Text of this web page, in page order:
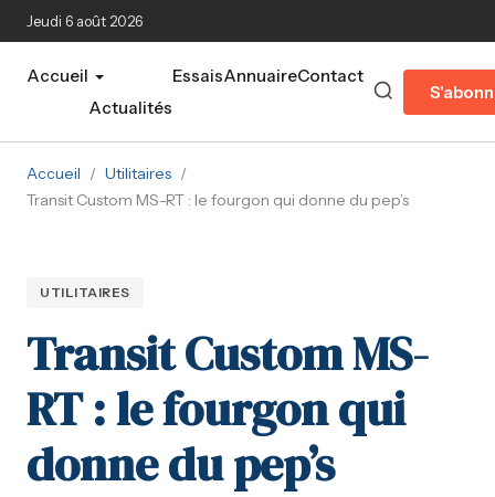
Aller au contenu principal
Jeudi 6 août 2026
Accueil
Actualités
EssaisAnnuaireContact
Accueil / Utilitaires /
Transit Custom MS-RT : le fourgon qui donne du pep’s
UTILITAIRES
Transit Custom MS-
RT : le fourgon qui
donne du pep’s